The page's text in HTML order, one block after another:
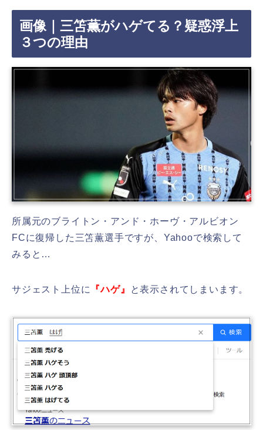
画像｜三笘薫がハゲてる？疑惑浮上
３つの理由
所属元のブライトン・アンド・ホーヴ・アルビオン
FCに復帰した三笘薫選手ですが、Yahooで検索して
みると…
サジェスト上位に 『ハゲ』 と表示されてしまいます。